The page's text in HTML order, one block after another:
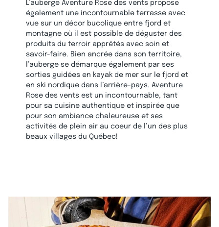
L’auberge Aventure Rose des vents propose
également une incontournable terrasse avec
vue sur un décor bucolique entre fjord et
montagne où il est possible de déguster des
produits du terroir apprêtés avec soin et
savoir-faire. Bien ancrée dans son territoire,
l’auberge se démarque également par ses
sorties guidées en kayak de mer sur le fjord et
en ski nordique dans l’arrière-pays. Aventure
Rose des vents est un incontournable, tant
pour sa cuisine authentique et inspirée que
pour son ambiance chaleureuse et ses
activités de plein air au coeur de l’un des plus
beaux villages du Québec!